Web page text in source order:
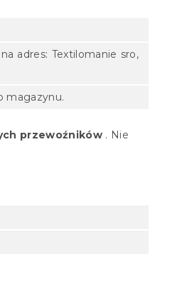
adres: Textilomanie sro,
magazynu.
przewoźników . Nie